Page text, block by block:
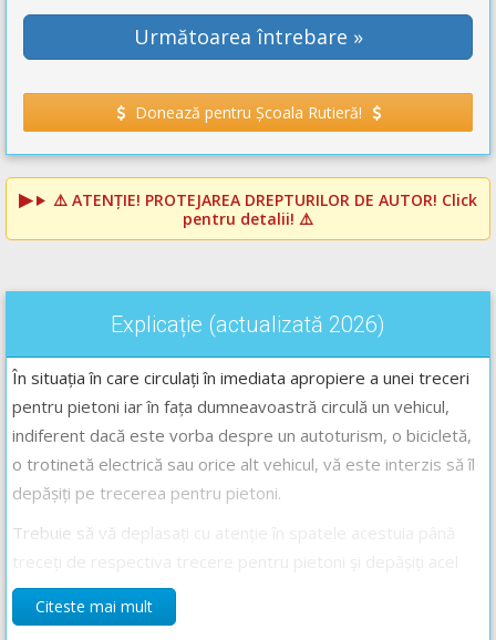
Următoarea întrebare »
Donează pentru Școala Rutieră!
⚠️ ATENȚIE! PROTEJAREA DREPTURILOR DE AUTOR! Click
pentru detalii! ⚠️
Explicație (actualizată 2026)
În situația în care circulați în imediata apropiere a unei treceri
pentru pietoni iar în fața dumneavoastră circulă un vehicul,
indiferent dacă este vorba despre un autoturism, o bicicletă,
o trotinetă electrică sau orice alt vehicul, vă este interzis să îl
depășiți pe trecerea pentru pietoni.
Trebuie să vă deplasați cu atenție în spatele acestuia până
vehicul doar atunci când s-au creat condiții optime pentru
efectuarea manevrei.
Citeste mai mult